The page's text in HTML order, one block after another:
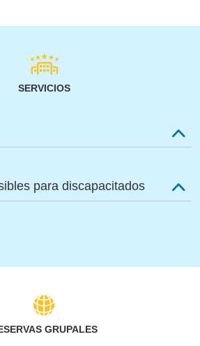
SERVICIOS
para discapacitados
GRUPALES